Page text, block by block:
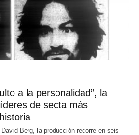
a la personalidad”, la
de secta más
Berg, la producción recorre en seis